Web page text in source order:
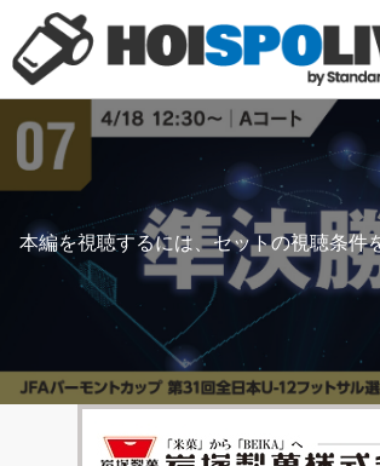
本編を視聴するには、セットの視聴条件